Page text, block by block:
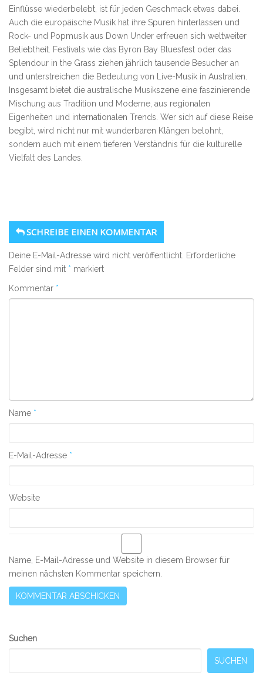
Einflüsse wiederbelebt, ist für jeden Geschmack etwas dabei.
Auch die europäische Musik hat ihre Spuren hinterlassen und
Rock- und Popmusik aus Down Under erfreuen sich weltweiter
Beliebtheit. Festivals wie das Byron Bay Bluesfest oder das
Splendour in the Grass ziehen jährlich tausende Besucher an
und unterstreichen die Bedeutung von Live-Musik in Australien.
Insgesamt bietet die australische Musikszene eine faszinierende
Mischung aus Tradition und Moderne, aus regionalen
Eigenheiten und internationalen Trends. Wer sich auf diese Reise
begibt, wird nicht nur mit wunderbaren Klängen belohnt,
sondern auch mit einem tieferen Verständnis für die kulturelle
Vielfalt des Landes.
SCHREIBE EINEN KOMMENTAR
Deine E-Mail-Adresse wird nicht veröffentlicht. Erforderliche
Felder sind mit * markiert
Kommentar *
Name *
E-Mail-Adresse *
Website
Name, E-Mail-Adresse und Website in diesem Browser für
meinen nächsten Kommentar speichern.
Secondary
Suchen
SUCHEN